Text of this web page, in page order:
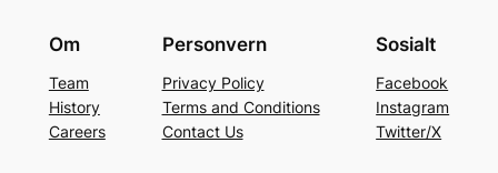
Om
Team
History
Careers
Personvern
Privacy Policy
Terms and Conditions
Contact Us
Sosialt
Facebook
Instagram
Twitter/X